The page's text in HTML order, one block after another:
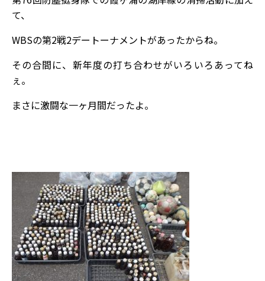
て、
WBSの第2戦2デートーナメントがあったからね。
その合間に、新年度の打ち合わせがいろいろあってね
ぇ。
まさに激闘な一ヶ月間だったよ。